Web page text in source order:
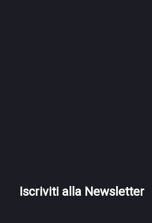
Iscriviti alla Newsletter